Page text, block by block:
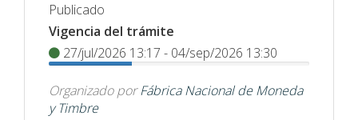
Publicado
Vigencia del trámite
27/jul/2026 13:17 - 04/sep/2026 13:30
Organizado por Fábrica Nacional de Moneda
y Timbre